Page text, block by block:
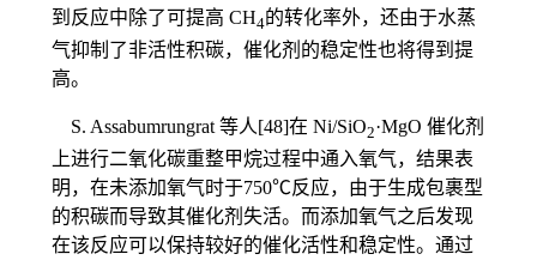
到反应中除了可提高 CH4的转化率外，还由于水蒸
气抑制了非活性积碳，催化剂的稳定性也将得到提
高。
S. Assabumrungrat 等人[48]在 Ni/SiO2·MgO 催化剂
上进行二氧化碳重整甲烷过程中通入氧气，结果表
明，在未添加氧气时于750℃反应，由于生成包裹型
的积碳而导致其催化剂失活。而添加氧气之后发现
在该反应可以保持较好的催化活性和稳定性。通过